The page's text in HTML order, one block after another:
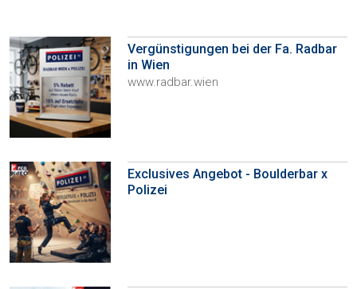
Vergünstigungen bei der Fa. Radbar
in Wien
www.radbar.wien
Exclusives Angebot - Boulderbar x
Polizei